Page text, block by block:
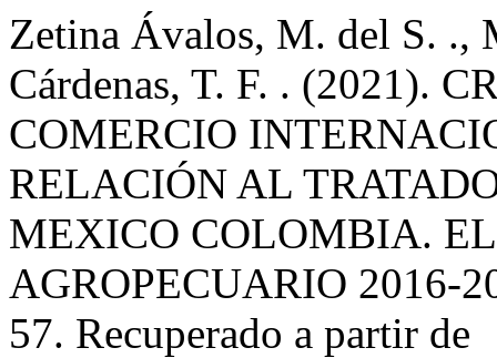
Zetina Ávalos, M. del S. .,
Cárdenas, T. F. . (2021).
COMERCIO
RELACIÓN AL
MEXICO COLOMBIA.
AGROPECUARIO 2016-
57. Recuperado a partir de